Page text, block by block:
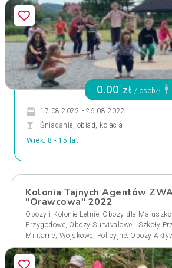
0.00 zł / osobę
17.08.2022 - 26.08.2022
Śniadanie, obiad, kolacja
Wiek: 8 - 15 lat
Kolonia Tajnych Agentów
"Orawcowa" 2022
Obozy i Kolonie Letnie, Obozy dla
Przygodowe, Obozy Survivalowe i Szkoły
Militarne, Wojskowe, Policyjne, Obozy